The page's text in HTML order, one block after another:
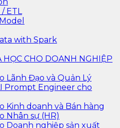
ETL
with Spark
CHO DOANH NGHIỆP
Lãnh Đạo và Quản Lý
Prompt Engineer cho
Kinh doanh và Bán hàng
Nhân sự (HR)
Doanh nghiệp sản xuất